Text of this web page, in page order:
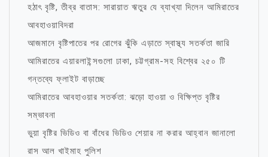
হঠাৎ বৃষ্টি, তীব্র বাতাস: সারায়াত ঋতুর যে ব্যাখ্যা দিলেন আমিরাতের
আবহাওয়াবিদরা
আজমানে বৃষ্টিপাতের পর রোগের ঝুঁকি এড়াতে স্বাস্থ্য সতর্কতা জারি
আমিরাতের এয়ারলাইন্সগুলো ঢাকা, চট্টগ্রাম-সহ বিশ্বের ২৫০ টি
গন্তব্যে ফ্লাইট বাড়াচ্ছে
আমিরাতের আবহাওয়ার সতর্কতা: ঝড়ো হাওয়া ও বিক্ষিপ্ত বৃষ্টির
সম্ভাবনা
ভুয়া বৃষ্টির ভিডিও বা বাঁধের ভিডিও শেয়ার না করার আহ্বান জানালো
রাস আল খাইমাহ পুলিশ